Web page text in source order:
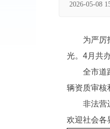
2026-05-08
为严厉
光。4月共
全市道
辆资质审核
非法营
欢迎社会各